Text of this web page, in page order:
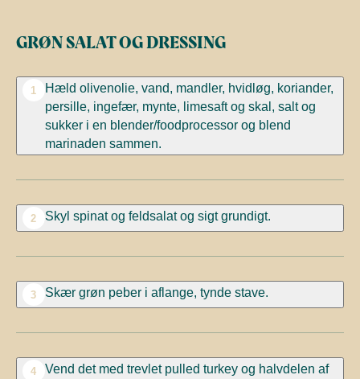
GRØN SALAT OG DRESSING
1
Hæld olivenolie, vand, mandler, hvidløg, koriander,
persille, ingefær, mynte, limesaft og skal, salt og
sukker i en blender/foodprocessor og blend
marinaden sammen.
2 Skyl spinat og feldsalat og sigt grundigt.
3 Skær grøn peber i aflange, tynde stave.
4
Vend det med trevlet pulled turkey og halvdelen af